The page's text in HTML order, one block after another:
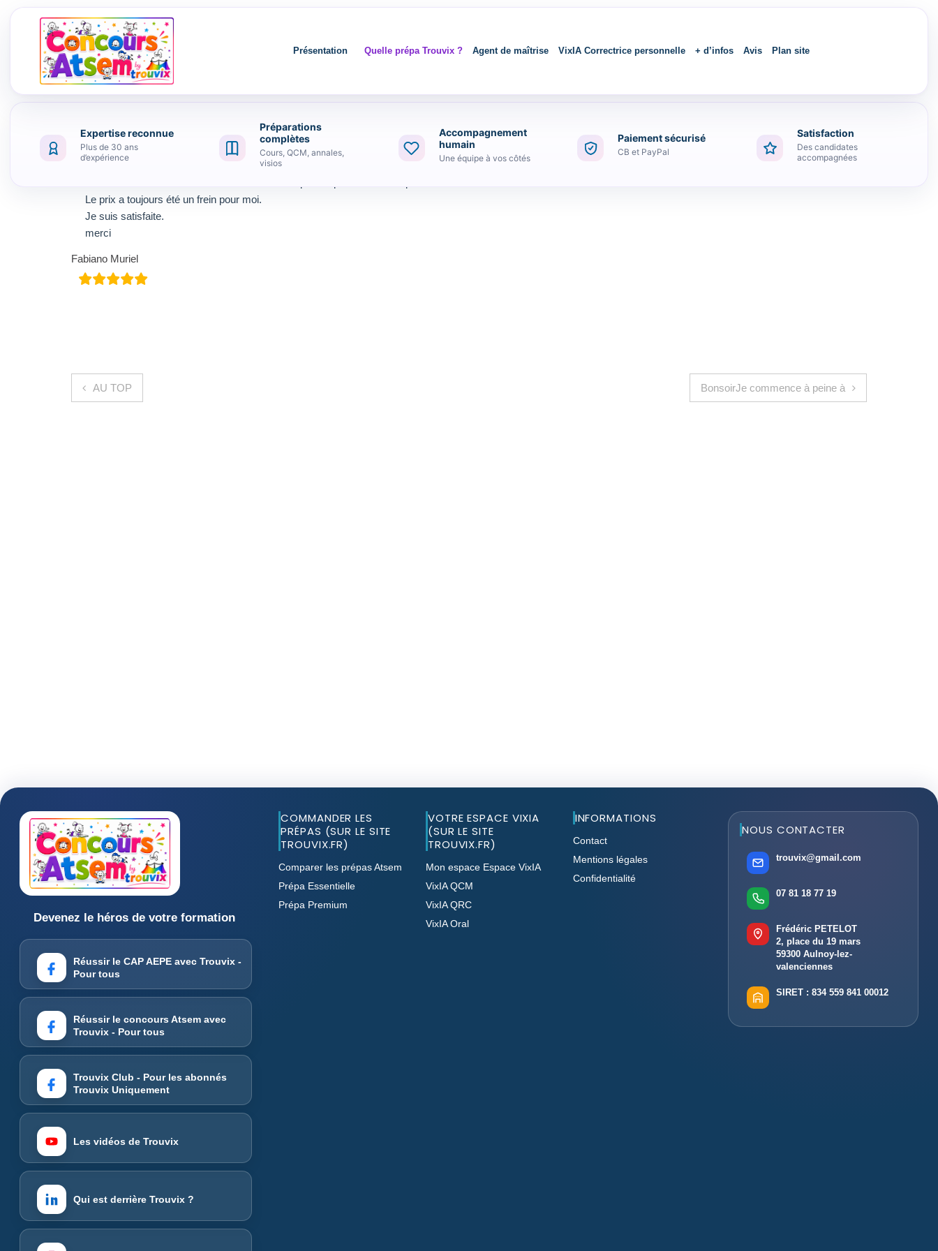
Présentation Quelle prépa Trouvix ? Agent de maîtrise VixIA Correctrice personnelle + d’infos Avis Plan site
Expertise reconnue
Plus de 30 ans
d’expérience
Préparations
complètes
Cours, QCM, annales,
visios
Accompagnement
humain
Une équipe à vos côtés
Paiement sécurisé
CB et PayPal
Satisfaction
Des candidates
accompagnées
Le prix a toujours été un frein pour moi.
Je suis satisfaite.
merci
Fabiano Muriel
Navigation de l’article
AU TOP BonsoirJe commence à peine à
Devenez le héros de votre formation
Réussir le CAP AEPE avec Trouvix -
Pour tous
Réussir le concours Atsem avec
Trouvix - Pour tous
Trouvix Club - Pour les abonnés
Trouvix Uniquement
Les vidéos de Trouvix
Qui est derrière Trouvix ?
COMMANDER LES
PRÉPAS (SUR LE SITE
TROUVIX.FR)
Comparer les prépas Atsem
Prépa Essentielle
Prépa Premium
VOTRE ESPACE VIXIA
(SUR LE SITE
TROUVIX.FR)
Mon espace Espace VixIA
VixIA QCM
VixIA QRC
VixIA Oral
INFORMATIONS
Contact
Mentions légales
Confidentialité
NOUS CONTACTER
trouvix@gmail.com
07 81 18 77 19
Frédéric PETELOT
2, place du 19 mars
59300 Aulnoy-lez-
valenciennes
SIRET : 834 559 841 00012